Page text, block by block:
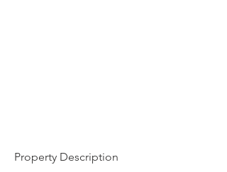
Property Description